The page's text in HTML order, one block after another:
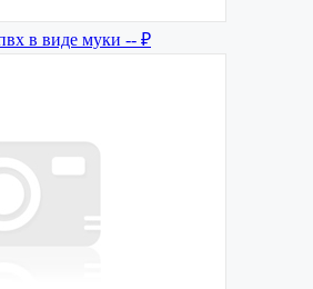
в виде муки -- ₽